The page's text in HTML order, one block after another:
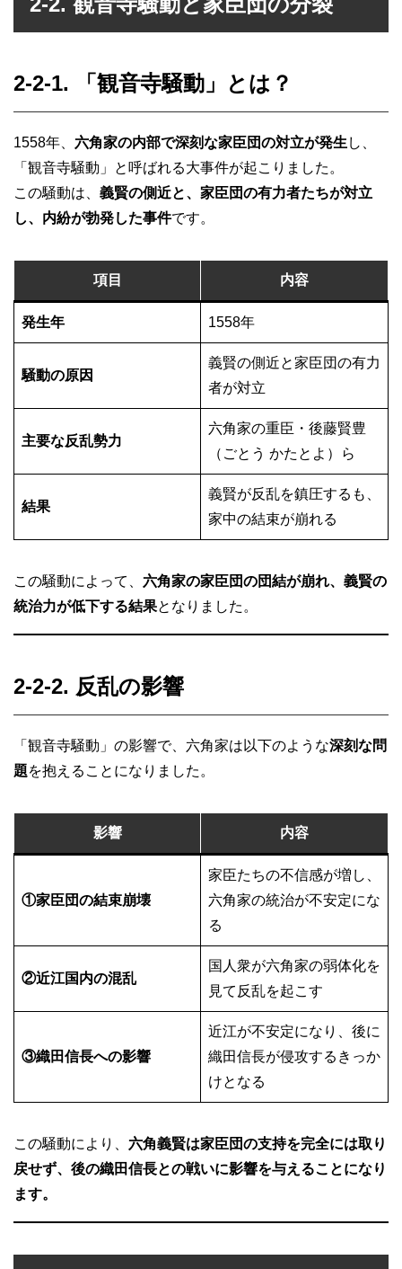
2-2-1. 「観音寺騒動」とは？
1558年、 六角家の内部で深刻な家臣団の対立が発生 し、
「観音寺騒動」と呼ばれる大事件が起こりました。
この騒動は、 義賢の側近と、家臣団の有力者たちが対立
し、内紛が勃発した事件です。
項目 内容
発生年 1558年
騒動の原因
義賢の側近と家臣団の有力
者が対立
主要な反乱勢力
六角家の重臣・後藤賢豊
（ごとう かたとよ）ら
結果
義賢が反乱を鎮圧するも、
家中の結束が崩れる
この騒動によって、 六角家の家臣団の団結が崩れ、義賢の
統治力が低下する結果となりました。
2-2-2. 反乱の影響
「観音寺騒動」の影響で、六角家は以下のような深刻な問
題を抱えることになりました。
影響 内容
①家臣団の結束崩壊
家臣たちの不信感が増し、
六角家の統治が不安定にな
る
②近江国内の混乱
国人衆が六角家の弱体化を
見て反乱を起こす
③織田信長への影響
近江が不安定になり、後に
織田信長が侵攻するきっか
けとなる
この騒動により、 六角義賢は家臣団の支持を完全には取り
戻せず、後の織田信長との戦いに影響を与えることになり
ます。